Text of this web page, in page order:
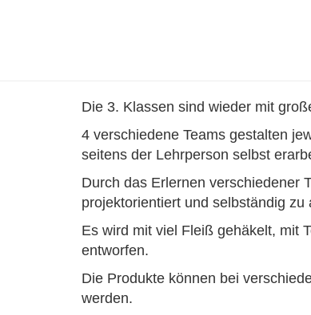
Die 3. Klassen sind wieder mit
4 verschiedene Teams gestalten
seitens der Lehrperson selbst
Durch das Erlernen verschiedener
projektorientiert und selbständig zu
Es wird mit viel Fleiß gehäkelt, mit
entworfen.
Die Produkte können bei
werden.